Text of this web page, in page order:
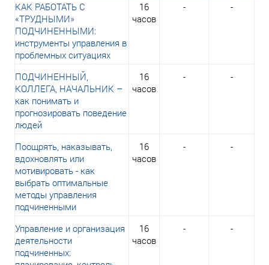
КАК РАБОТАТЬ С
«ТРУДНЫМИ»
ПОДЧИНЕННЫМИ:
инструменты управления в
проблемных ситуациях
16
часов
- -
ПОДЧИНЕННЫЙ,
КОЛЛЕГА, НАЧАЛЬНИК –
как понимать и
прогнозировать поведение
людей
16
часов
- -
Поощрять, наказывать,
вдохновлять или
мотивировать - как
выбрать оптимальные
методы управления
подчиненными
16
часов
- -
Управление и организация
деятельности
подчиненных:
16
часов
- -